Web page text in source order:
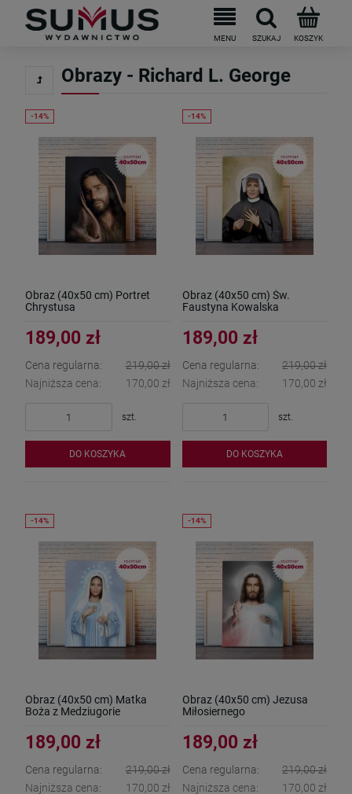
Do darmowej dostawy brakuje 199PLN
Obrazy - Richard L. George
Obraz (40x50 cm) Portret
Chrystusa
189,00 zł
Cena regularna:
219,00 zł
Najniższa cena:
170,00 zł
szt.
DO KOSZYKA
Obraz (40x50 cm) Św.
Faustyna Kowalska
189,00 zł
Cena regularna:
219,00 zł
Najniższa cena:
170,00 zł
szt.
DO KOSZYKA
Obraz (40x50 cm) Matka
Boża z Medziugorie
189,00 zł
Cena regularna:
219,00 zł
Najniższa cena:
170,00 zł
Obraz (40x50 cm) Jezusa
Miłosiernego
189,00 zł
Cena regularna:
219,00 zł
Najniższa cena:
170,00 zł